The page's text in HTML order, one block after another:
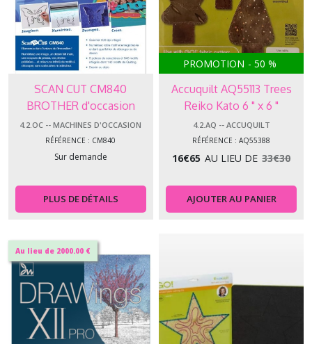
SCAN CUT CM840
BROTHER d'occasion
4.2.OC -- MACHINES D'OCCASION
RÉFÉRENCE : CM840
Sur demande
PLUS DE DÉTAILS
PROMOTION - 50 %
Accuquilt AQ55113 Trees
Reiko Kato 6 " x 6 "
4.2.AQ -- ACCUQUILT
RÉFÉRENCE : AQ55388
16€65 AU LIEU DE 33€30
AJOUTER AU PANIER
Au lieu de 2000.00 €